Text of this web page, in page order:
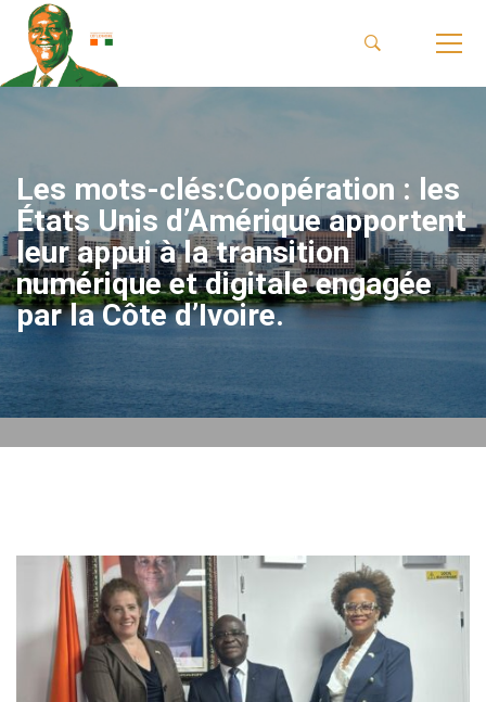
Les mots-clés:Coopération : les
États Unis d’Amérique apportent
leur appui à la transition
numérique et digitale engagée
par la Côte d’Ivoire.